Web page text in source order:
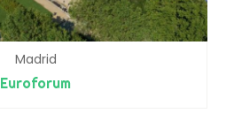
Madrid
Euroforum